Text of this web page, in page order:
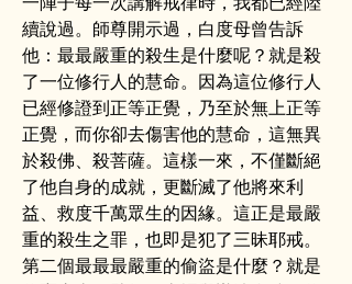
續說過。師尊開示過，白度母曾告訴
他：最最嚴重的殺生是什麼呢？就是殺
了一位修行人的慧命。因為這位修行人
已經修證到正等正覺，乃至於無上正等
正覺，而你卻去傷害他的慧命，這無異
於殺佛、殺菩薩。這樣一來，不僅斷絕
了他自身的成就，更斷滅了他將來利
益、救度千萬眾生的因緣。這正是最嚴
重的殺生之罪，也即是犯了三昧耶戒。
第二個最最最嚴重的偷盜是什麼？就是